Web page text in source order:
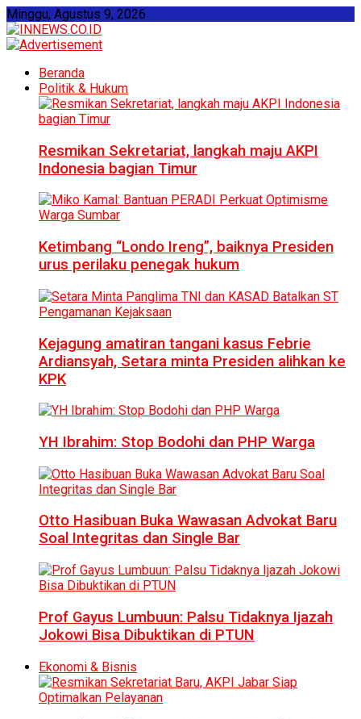
Minggu, Agustus 9, 2026
Beranda
Politik & Hukum
Resmikan Sekretariat, langkah maju AKPI
Indonesia bagian Timur
Ketimbang “Londo Ireng”, baiknya Presiden
urus perilaku penegak hukum
Kejagung amatiran tangani kasus Febrie
Ardiansyah, Setara minta Presiden alihkan ke
KPK
YH Ibrahim: Stop Bodohi dan PHP Warga
Otto Hasibuan Buka Wawasan Advokat Baru
Soal Integritas dan Single Bar
Prof Gayus Lumbuun: Palsu Tidaknya Ijazah
Jokowi Bisa Dibuktikan di PTUN
Ekonomi & Bisnis